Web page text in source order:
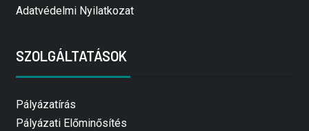
Adatvédelmi Nyilatkozat
SZOLGÁLTATÁSOK
Pályázatírás
Pályázati Előminősítés